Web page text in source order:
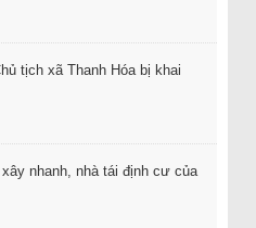
tịch xã Thanh Hóa bị khai
nhanh, nhà tái định cư của